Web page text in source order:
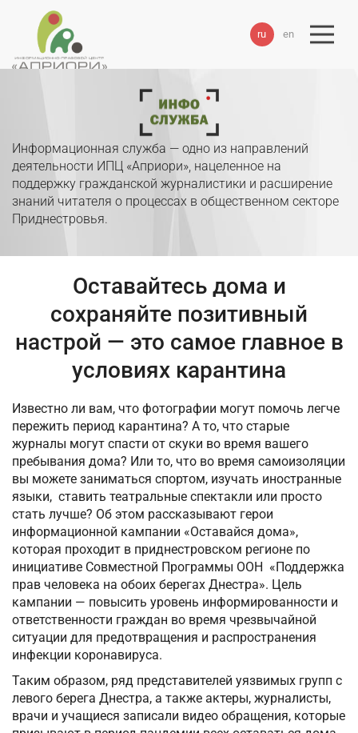
ru en
Информационная служба — одно из направлений
деятельности ИПЦ «Априори», нацеленное на
поддержку гражданской журналистики и расширение
знаний читателя о процессах в общественном секторе
Приднестровья.
Оставайтесь дома и
сохраняйте позитивный
настрой — это самое главное в
условиях карантина
Известно ли вам, что фотографии могут помочь легче
пережить период карантина? А то, что старые
журналы могут спасти от скуки во время вашего
пребывания дома? Или то, что во время самоизоляции
вы можете заниматься спортом, изучать иностранные
языки, ставить театральные спектакли или просто
стать лучше? Об этом рассказывают герои
информационной кампании «Оставайся дома»,
которая проходит в приднестровском регионе по
инициативе Совместной Программы ООН «Поддержка
прав человека на обоих берегах Днестра». Цель
кампании — повысить уровень информированности и
ответственности граждан во время чрезвычайной
ситуации для предотвращения и распространения
инфекции коронавируса.
Таким образом, ряд представителей уязвимых групп с
левого берега Днестра, а также актеры, журналисты,
врачи и учащиеся записали видео обращения, которые